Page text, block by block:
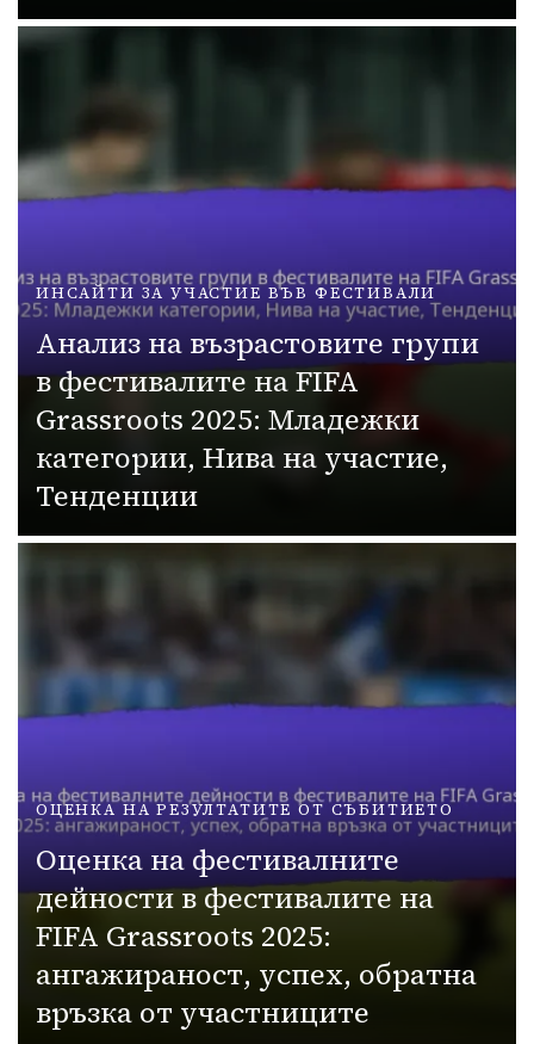
ИНСАЙТИ ЗА УЧАСТИЕ ВЪВ ФЕСТИВАЛИ
Анализ на възрастовите групи
в фестивалите на FIFA
Grassroots 2025: Младежки
категории, Нива на участие,
Тенденции
ОЦЕНКА НА РЕЗУЛТАТИТЕ ОТ СЪБИТИЕТО
Оценка на фестивалните
дейности в фестивалите на
FIFA Grassroots 2025:
ангажираност, успех, обратна
връзка от участниците